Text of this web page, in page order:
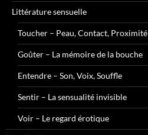
Littérature sensuelle
Toucher – Peau, Contact, Proximité
Goûter – La mémoire de la bouche
Entendre – Son, Voix, Souffle
Sentir – La sensualité invisible
Voir – Le regard érotique